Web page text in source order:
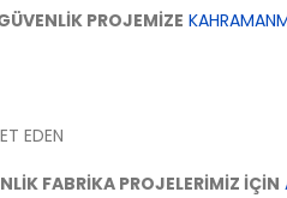
PROJEMİZE
EDEN
FABRİKA PROJELERİMİZ İÇİN